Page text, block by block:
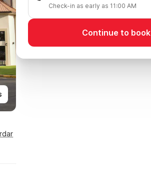
Check-in as early as 11:00 AM
Continue to book